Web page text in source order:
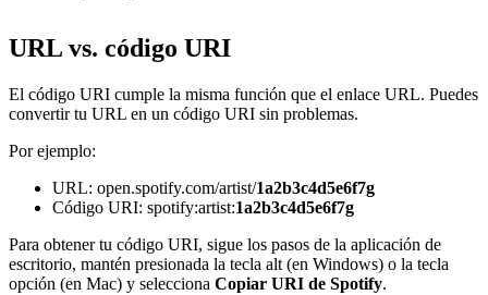
URL vs. código URI
El código URI cumple la misma función que el enlace URL. Puedes
convertir tu URL en un código URI sin problemas.
Por ejemplo:
URL: open.spotify.com/artist/1a2b3c4d5e6f7g
Código URI: spotify:artist:1a2b3c4d5e6f7g
Para obtener tu código URI, sigue los pasos de la aplicación de
escritorio, mantén presionada la tecla alt (en Windows) o la tecla
opción (en Mac) y selecciona Copiar URI de Spotify.